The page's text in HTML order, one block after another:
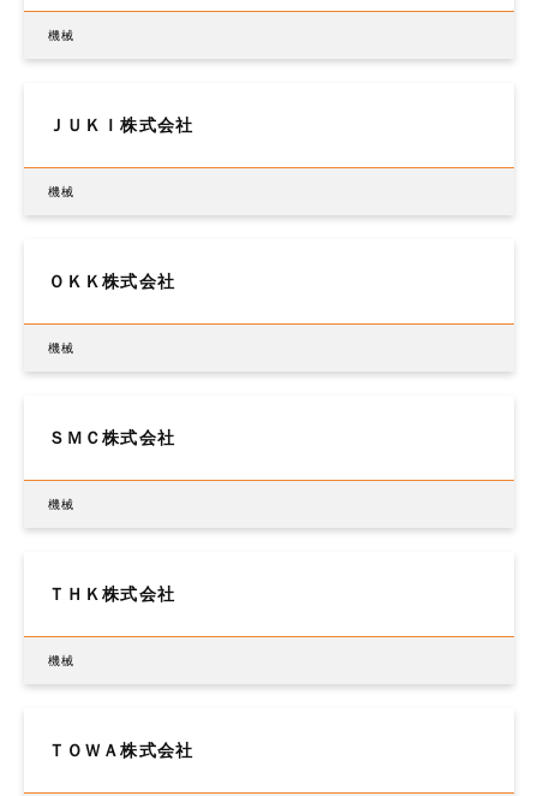
機械
ＪＵＫＩ株式会社
機械
ＯＫＫ株式会社
機械
ＳＭＣ株式会社
機械
ＴＨＫ株式会社
機械
ＴＯＷＡ株式会社